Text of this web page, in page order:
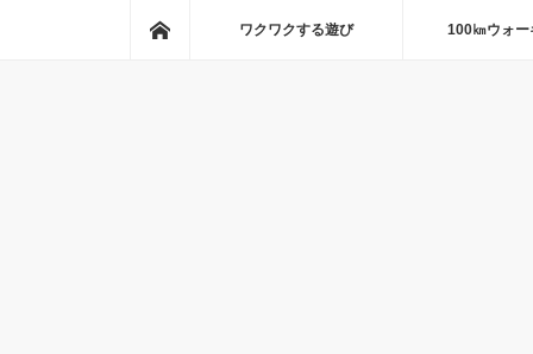
ホームワクワクする遊び 100㎞ウォー